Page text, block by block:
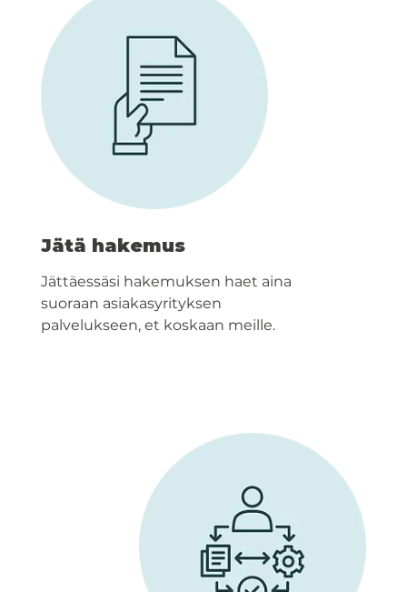
Jätä hakemus
Jättäessäsi hakemuksen haet aina
suoraan asiakasyrityksen
palvelukseen, et koskaan meille.